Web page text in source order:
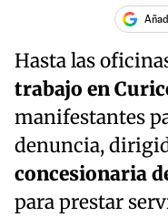
Hasta las
trabajo en
manifestantes
denuncia,
concesionaria
para prestar